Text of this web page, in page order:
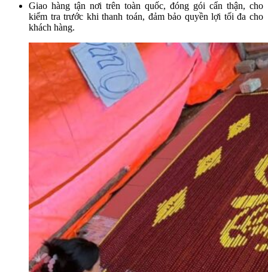
Giao hàng tận nơi trên toàn quốc, đóng gói cẩn thận, cho
kiểm tra trước khi thanh toán, đảm bảo quyền lợi tối đa cho
khách hàng.